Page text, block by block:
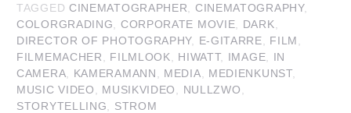
TAGGED CINEMATOGRAPHER CINEMATOGRAPHY,
COLORGRADING
CORPORATE MOVIE DARK
DIRECTOR OF PHOTOGRAPHY, E-GITARRE FILM
FILMEMACHER
FILMLOOK HIWATT, IMAGE
IN
CAMERA
KAMERAMANN MEDIA MEDIENKUNST,
MUSIC VIDEO
MUSIKVIDEO NULLZWO
STORYTELLING
STROM